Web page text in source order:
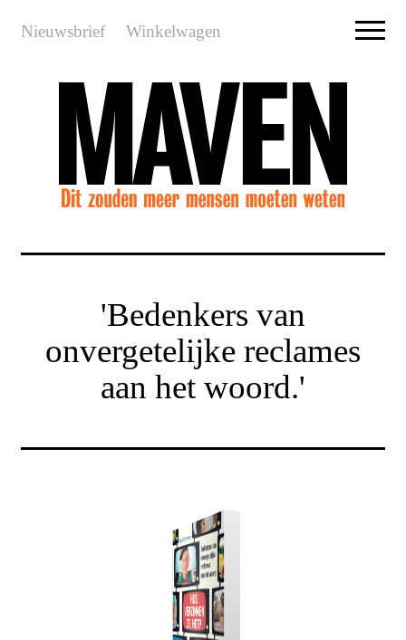
Nieuwsbrief Winkelwagen
'Bedenkers van
onvergetelijke reclames
aan het woord.'